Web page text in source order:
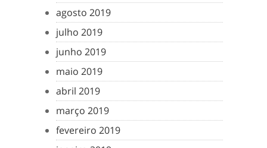
agosto 2019
julho 2019
junho 2019
maio 2019
abril 2019
março 2019
fevereiro 2019